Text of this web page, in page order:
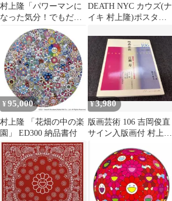
村上隆「パワーマンに
なった気分！でもだい
じょうぶ？」ED300 ポ
スター作品
DEATH NYC カウズ(ナ
イキ 村上隆)ポスター
¥ 95,000
村上隆 「花畑の中の楽
園」 ED300 納品書付
¥3,980
版画芸術 106 吉岡俊直
サイン入版画付 村上隆